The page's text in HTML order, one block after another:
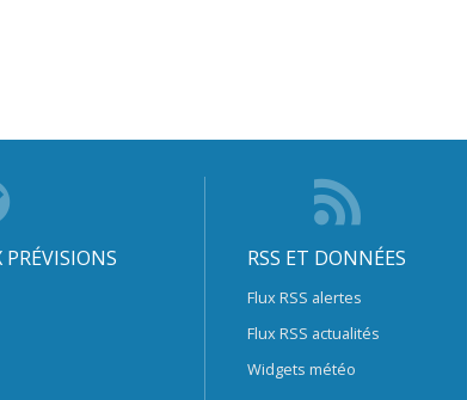
RSS ET DONNÉES
Flux RSS alertes
Flux RSS actualités
Widgets météo